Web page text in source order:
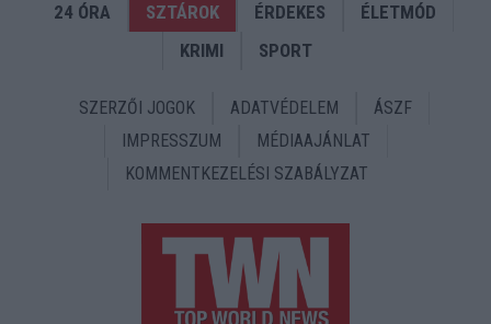
24 ÓRA SZTÁROK ÉRDEKES
ÉLETMÓD
KRIMI
SPORT
SZERZŐI JOGOK ADATVÉDELEM
ÁSZF
IMPRESSZUM
MÉDIAAJÁNLAT
KOMMENTKEZELÉSI SZABÁLYZAT